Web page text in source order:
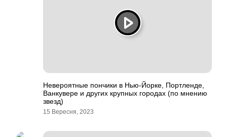
Невероятные пончики в Нью-Йорке, Портленде,
Ванкувере и других крупных городах (по мнению
звезд)
15 Вересня, 2023